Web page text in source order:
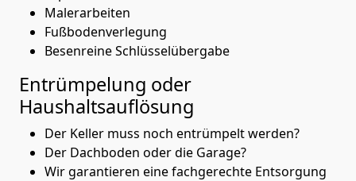
Malerarbeiten
Fußbodenverlegung
Besenreine Schlüsselübergabe
Entrümpelung oder
Haushaltsauflösung
Der Keller muss noch entrümpelt werden?
Der Dachboden oder die Garage?
Wir garantieren eine fachgerechte Entsorgung